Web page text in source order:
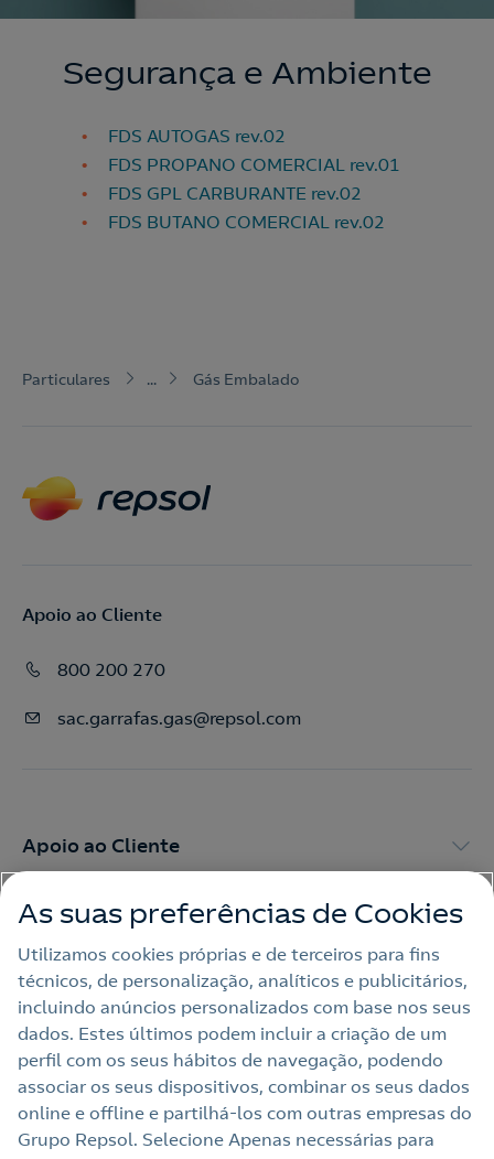
Contacte-nos
Contacte-nos para novas contratações
o
Acepto la política de protección de datos.
Segurança e Ambiente
FDS AUTOGAS rev.02
FDS PROPANO COMERCIAL rev.01
FDS GPL CARBURANTE rev.02
FDS BUTANO COMERCIAL rev.02
Particulares ... Gás Embalado
Apoio ao Cliente
800 200 270
sac.garrafas.gas@repsol.com
Apoio ao Cliente
My Repsol
Outras Energias
Links Úteis
Nota legal
As suas preferências de Cookies
Utilizamos cookies próprias e de terceiros para fins
técnicos, de personalização, analíticos e publicitários,
incluindo anúncios personalizados com base nos seus
dados. Estes últimos podem incluir a criação de um
perfil com os seus hábitos de navegação, podendo
associar os seus dispositivos, combinar os seus dados
online e offline e partilhá‑los com outras empresas do
Grupo Repsol. Selecione Apenas necessárias para